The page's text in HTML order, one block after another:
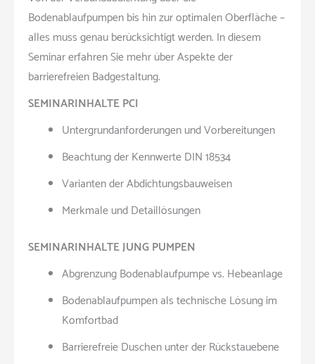
Bodenablaufpumpen bis hin zur optimalen Oberfläche –
alles muss genau berücksichtigt werden. In diesem
Seminar erfahren Sie mehr über Aspekte der
barrierefreien Badgestaltung.
SEMINARINHALTE PCI
Untergrundanforderungen und Vorbereitungen
Beachtung der Kennwerte DIN 18534
Varianten der Abdichtungsbauweisen
Merkmale und Detaillösungen
SEMINARINHALTE JUNG PUMPEN
Abgrenzung Bodenablaufpumpe vs. Hebeanlage
Bodenablaufpumpen als technische Lösung im
Komfortbad
Barrierefreie Duschen unter der Rückstauebene